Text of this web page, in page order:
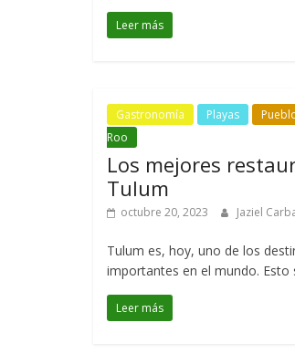
Leer más
Gastronomía Playas
Roo
Los mejores
Tulum
octubre 20, 2023 Jaziel
Tulum es, hoy, uno de los
importantes en el mundo. Esto
Leer más